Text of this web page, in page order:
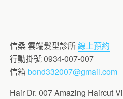
信桑 雲端髮型診所線上預約
行動掛號 0934-007-007
信箱bond332007@gmail.com
Hair Dr. 007 Amazing Haircut